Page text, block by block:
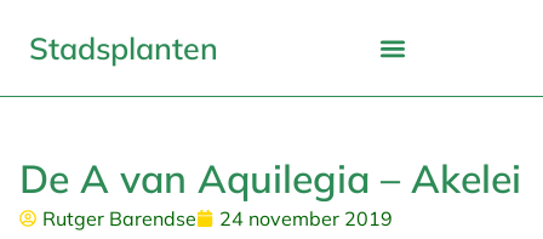
Stadsplanten
De A van Aquilegia – Akelei
Rutger Barendse
24 november 2019